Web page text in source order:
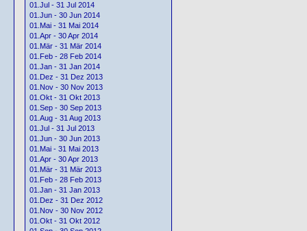
01.Jul - 31 Jul 2014
01.Jun - 30 Jun 2014
01.Mai - 31 Mai 2014
01.Apr - 30 Apr 2014
01.Mär - 31 Mär 2014
01.Feb - 28 Feb 2014
01.Jan - 31 Jan 2014
01.Dez - 31 Dez 2013
01.Nov - 30 Nov 2013
01.Okt - 31 Okt 2013
01.Sep - 30 Sep 2013
01.Aug - 31 Aug 2013
01.Jul - 31 Jul 2013
01.Jun - 30 Jun 2013
01.Mai - 31 Mai 2013
01.Apr - 30 Apr 2013
01.Mär - 31 Mär 2013
01.Feb - 28 Feb 2013
01.Jan - 31 Jan 2013
01.Dez - 31 Dez 2012
01.Nov - 30 Nov 2012
01.Okt - 31 Okt 2012